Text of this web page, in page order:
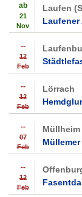
ab
21
Nov
Laufen
Laufener
--
12
Feb
--
12
Feb
Lörrach
--
07
Feb
Müllheim
--
12
Feb